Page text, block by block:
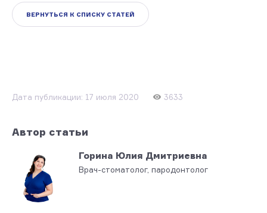
ВЕРНУТЬСЯ К СПИСКУ СТАТЕЙ
Дата публикации: 17 июля 2020 3633
Автор статьи
Горина Юлия Дмитриевна
Врач-стоматолог, пародонтолог